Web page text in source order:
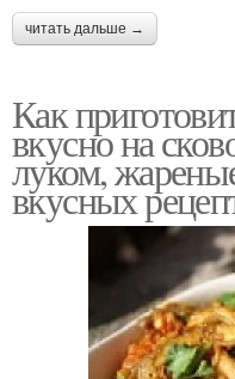
читать дальше →
Как
вкусно на
луком,
вкусных